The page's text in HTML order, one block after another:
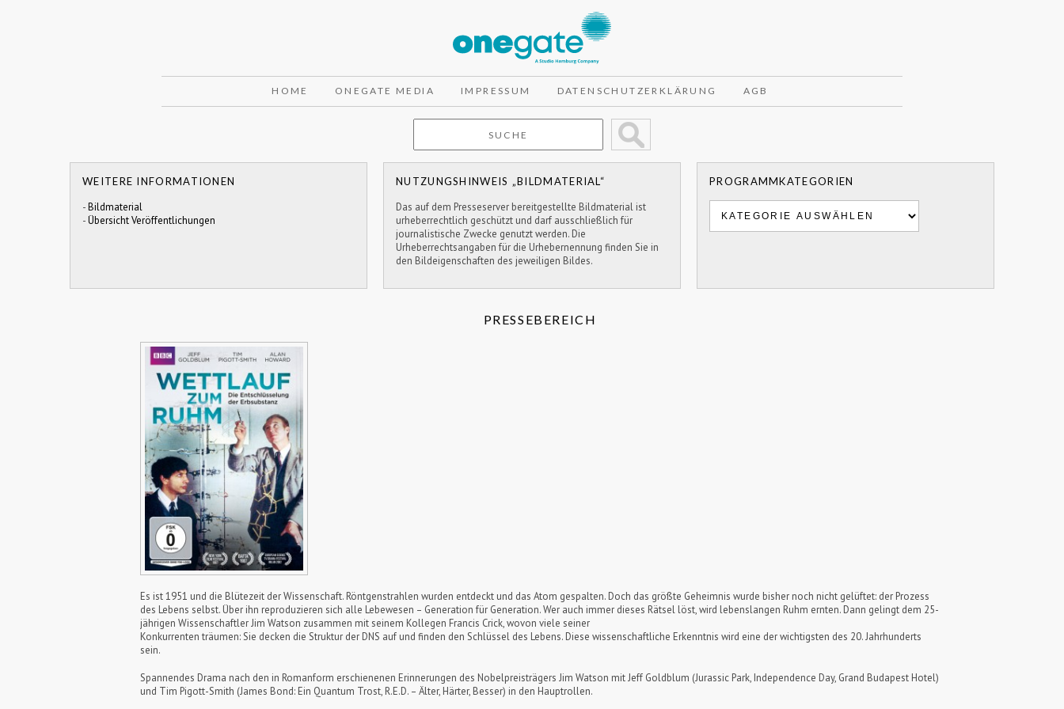
HOME ONEGATE MEDIA IMPRESSUM DATENSCHUTZERKLÄRUNG AGB
WEITERE INFORMATIONEN
-Bildmaterial
-Übersicht Veröffentlichungen
NUTZUNGSHINWEIS „BILDMATERIAL“
Das auf dem Presseserver bereitgestellte Bildmaterial ist
urheberrechtlich geschützt und darf ausschließlich für
journalistische Zwecke genutzt werden. Die
Urheberrechtsangaben für die Urhebernennung finden Sie in
den Bildeigenschaften des jeweiligen Bildes.
PROGRAMMKATEGORIEN
PRESSEBEREICH
Es ist 1951 und die Blütezeit der Wissenschaft. Röntgenstrahlen wurden entdeckt und das Atom gespalten. Doch das größte Geheimnis wurde bisher noch nicht gelüftet: der Prozess
des Lebens selbst. Über ihn reproduzieren sich alle Lebewesen – Generation für Generation. Wer auch immer dieses Rätsel löst, wird lebenslangen Ruhm ernten. Dann gelingt dem 25-
jährigen Wissenschaftler Jim Watson zusammen mit seinem Kollegen Francis Crick, wovon viele seiner
Konkurrenten träumen: Sie decken die Struktur der DNS auf und finden den Schlüssel des Lebens. Diese wissenschaftliche Erkenntnis wird eine der wichtigsten des 20. Jahrhunderts
sein.
Spannendes Drama nach den in Romanform erschienenen Erinnerungen des Nobelpreisträgers Jim Watson mit Jeff Goldblum (Jurassic Park, Independence Day, Grand Budapest Hotel)
und Tim Pigott-Smith (James Bond: Ein Quantum Trost, R.E.D. – Älter, Härter, Besser) in den Hauptrollen.